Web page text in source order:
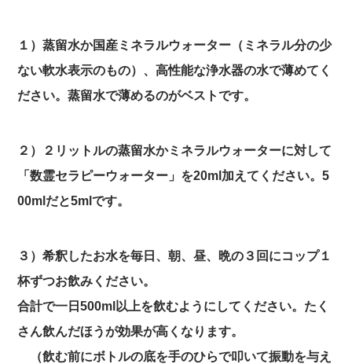
１）蒸留水か国産ミネラルウォーター（ミネラル分の少
ない軟水表示のもの）、高性能な浄水器の水で薄めてく
ださい。蒸留水で薄めるのがベストです。
２）２リットルの蒸留水かミネラルウォーターに対して
「数霊セラピーウォーター」を20ml加えてください。5
00mlだと5mlです。
３）希釈したお水を毎日、朝、昼、晩の３回にコップ１
杯ずつお飲みください。
合計で一日500ml以上を飲むようにしてください。たく
さん飲んだほうが効果が高くなります。
（飲む前にボトルの底を手のひらで叩いて振動を与え